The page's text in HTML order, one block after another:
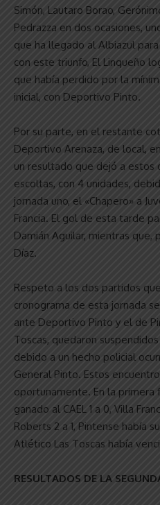
Simón, Lautaro Borao,
Pedrazza en dos ocasiones,
que ha llegado al Albiazul
con este triunfo, El Linqueño
que había perdido por la
inicial, con Deportivo Pinto.
Por su parte, en el restante
Deportivo Arenaza, de local,
un resultado que dejó a estos
escoltas, con 4 unidades,
jornada uno, el «Chapero» a
Francia. El gol de esta tarde
Damián Aguilar, mientras que,
Díaz.
Respeto a los dos partidos
cronograma de esta jornada
ante Deportivo Pinto y el de
Toscas, quedaron
debido a un hecho policial
General Pinto. Estos
oportunamente. En la primera
ganado al CAEL 1 a 0, Villa
Roberts 2 a 1, Pintense había
Atlético Las Toscas había
RESULTADOS DE LA